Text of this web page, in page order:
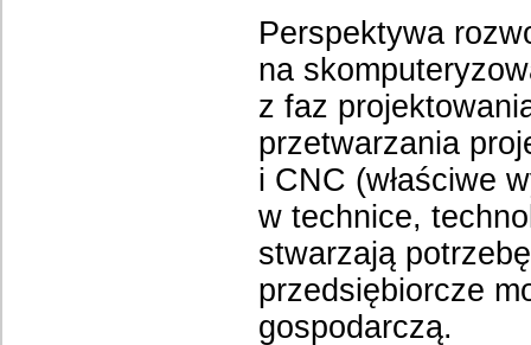
Perspektywa
na
z faz
przetwarzania
i CNC (właściwe
w technice,
stwarzają
przedsiębiorcze
gospodarczą.